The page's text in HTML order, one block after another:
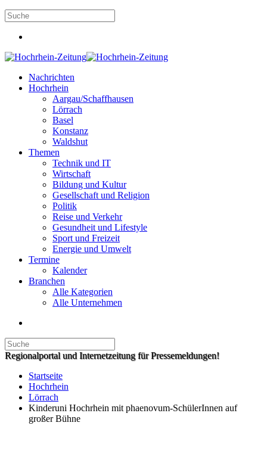
Nachrichten
Hochrhein
Aargau/Schaffhausen
Lörrach
Basel
Konstanz
Waldshut
Themen
Technik und IT
Wirtschaft
Bildung und Kultur
Gesellschaft und Religion
Politik
Reise und Verkehr
Gesundheit und Lifestyle
Sport und Freizeit
Energie und Umwelt
Termine
Kalender
Branchen
Alle Kategorien
Alle Unternehmen
Regionalportal und Internetzeitung für Pressemeldungen!
Startseite
Hochrhein
Lörrach
Kinderuni Hochrhein mit phaenovum-SchülerInnen auf
großer Bühne